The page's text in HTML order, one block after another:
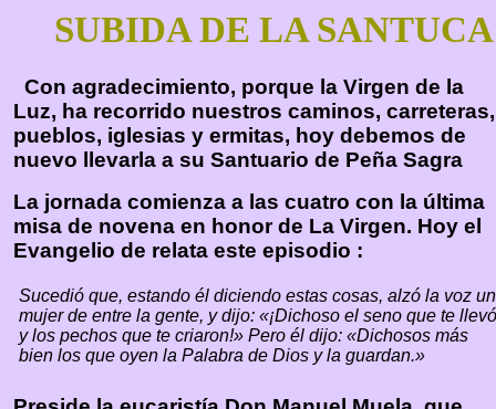
SUBIDA DE LA
Con agradecimiento, porque la Virgen de la
Luz, ha recorrido nuestros caminos, carreteras,
pueblos, iglesias y ermitas, hoy debemos de
nuevo llevarla a su Santuario de Peña Sagra
La jornada comienza a las cuatro con la última
misa de novena en honor de La Virgen. Hoy el
Evangelio de relata este episodio :
Sucedió que, estando él diciendo estas cosas, alzó la voz
mujer de entre la gente, y dijo: «¡Dichoso el seno que te llevó
y los pechos que te criaron!» Pero él dijo: «Dichosos más
bien los que oyen la Palabra de Dios y la guardan.»